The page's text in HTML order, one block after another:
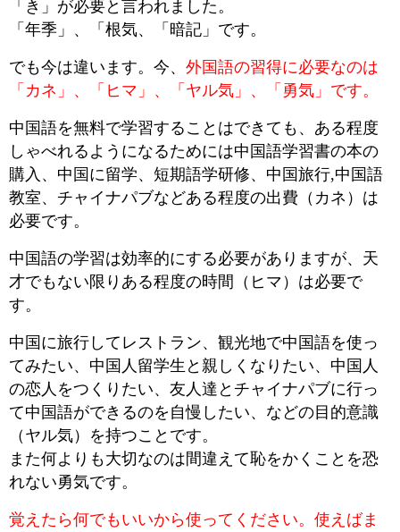
「き」が必要と言われました。
「年季」、「根気、「暗記」です。
でも今は違います。今、 外国語の習得に必要なのは
「カネ」、「ヒマ」、「ヤル気」、「勇気」です。
中国語を無料で学習することはできても、ある程度
しゃべれるようになるためには中国語学習書の本の
購入、中国に留学、短期語学研修、中国旅行,中国語
教室、チャイナパブなどある程度の出費（カネ）は
必要です。
中国語の学習は効率的にする必要がありますが、天
才でもない限りある程度の時間（ヒマ）は必要で
す。
中国に旅行してレストラン、観光地で中国語を使っ
てみたい、中国人留学生と親しくなりたい、中国人
の恋人をつくりたい、友人達とチャイナパブに行っ
て中国語ができるのを自慢したい、などの目的意識
（ヤル気）を持つことです。
また何よりも大切なのは間違えて恥をかくことを恐
れない勇気です。
覚えたら何でもいいから使ってください。使えばま